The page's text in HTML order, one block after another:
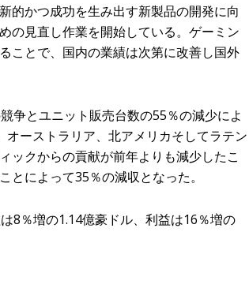
的かつ成功を生み出す新製品の開発に向
の見直し作業を開始している。ゲーミン
ことで、国内の業績は次第に改善し国外
争とユニット販売台数の55％の減少によ
ーストラリア、北アメリカそしてラテン
ックからの貢献が前年よりも減少したこ
によって35％の減収となった。
8％増の1.14億豪ドル、利益は16％増の